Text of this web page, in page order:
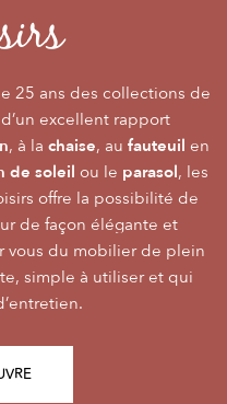
25 ans des collections de
excellent rapport
, à la chaise, au fauteuil en
de soleil ou le parasol, les
offre la possibilité de
de façon élégante et
vous du mobilier de plein
simple à utiliser et qui
, pour vivre l’extérieur avec
inoubliable aux grandes
de par la qualité de
fabrication, se joue des
comme une pièce à
et le soin des détails.
la qualité desplateaux
de nombreusestables
durable.
PROLOISIRS
de jardin contemporain
du prixfont qu’elle
nombre.
un souffle bien
, fonctionnalité, facilité
Repas, Salon,Détente
dehors, dans la joie, la
d’être ensemble !